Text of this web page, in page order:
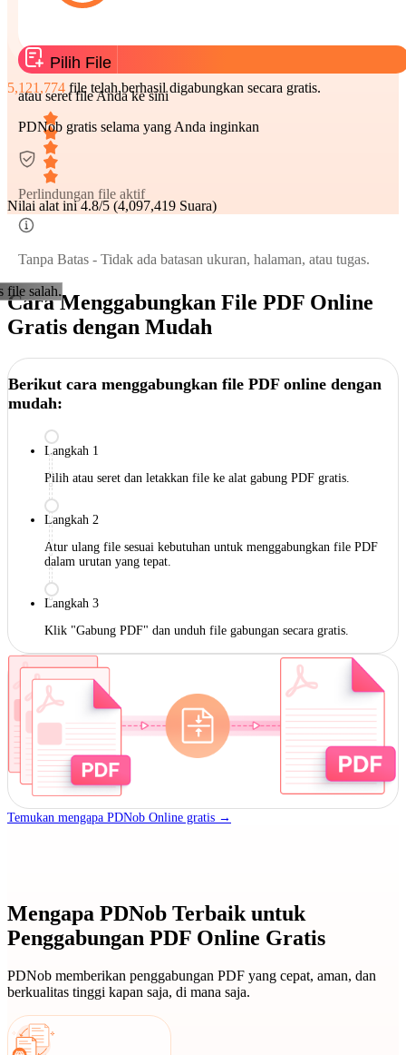
Pilih File
atau seret file Anda ke sini
PDNob gratis selama yang Anda inginkan
Perlindungan file aktif
Tanpa Batas - Tidak ada batasan ukuran, halaman, atau tugas.
file salah.
5,121,774 file telah berhasil digabungkan secara gratis.
Nilai alat ini4.8/5 (4,097,419 Suara)
Cara Menggabungkan File PDF Online
Gratis dengan Mudah
Berikut cara menggabungkan file PDF online dengan
mudah:
Langkah 1
Pilih atau seret dan letakkan file ke alat gabung PDF gratis.
Langkah 2
Atur ulang file sesuai kebutuhan untuk menggabungkan file PDF
dalam urutan yang tepat.
Langkah 3
Klik "Gabung PDF" dan unduh file gabungan secara gratis.
Temukan mengapa PDNob Online gratis →
Mengapa PDNob Terbaik untuk
Penggabungan PDF Online Gratis
PDNob memberikan penggabungan PDF yang cepat, aman, dan
berkualitas tinggi kapan saja, di mana saja.